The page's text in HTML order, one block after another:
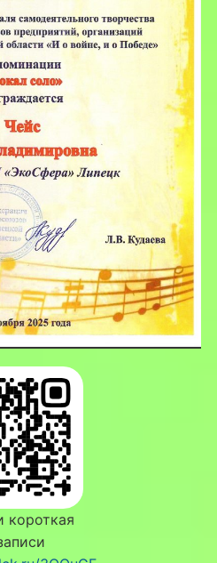
короткая